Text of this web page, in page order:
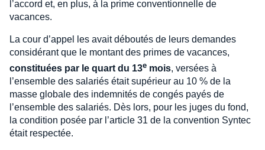
l’accord et, en plus, à la prime conventionnelle de
vacances.
La cour d’appel les avait déboutés de leurs demandes
considérant que le montant des primes de vacances,
constituées par le quart du 13e mois, versées à
l’ensemble des salariés était supérieur au 10 % de la
masse globale des indemnités de congés payés de
l’ensemble des salariés. Dès lors, pour les juges du fond,
la condition posée par l’article 31 de la convention Syntec
était respectée.